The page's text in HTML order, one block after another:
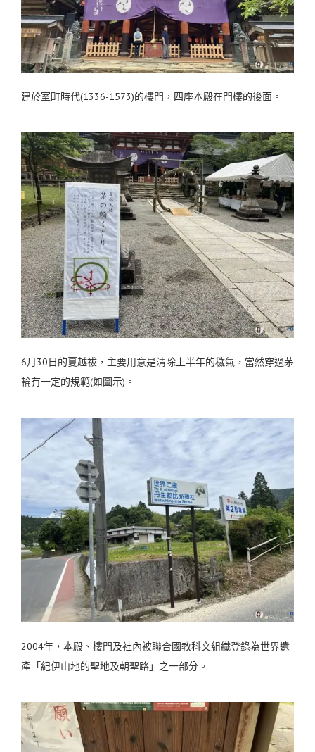
建於室町時代(1336-1573)的樓門，四座本殿在門樓的後面。
6月30日的夏越祓，主要用意是清除上半年的穢氣，當然穿過茅
輪有一定的規範(如圖示)。
2004年，本殿、樓門及社內被聯合國教科文組織登錄為世界遺
產「紀伊山地的聖地及朝聖路」之一部分。